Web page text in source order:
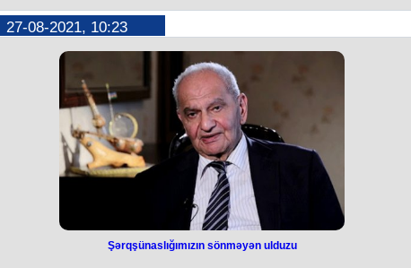
27-08-2021, 10:23
Şərqşünaslığımızın sönməyən ulduzu